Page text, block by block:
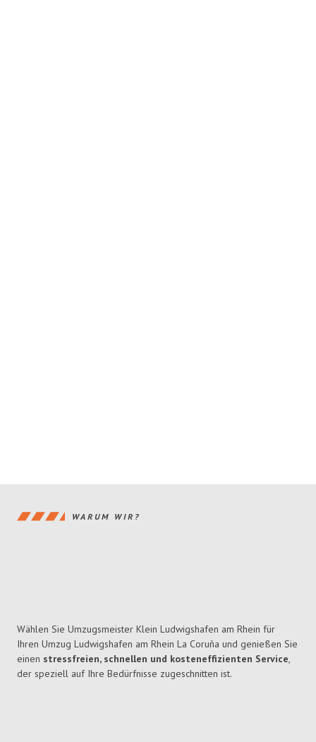
WARUM WIR?
Wählen Sie Umzugsmeister Klein Ludwigshafen am Rhein für
Ihren Umzug Ludwigshafen am Rhein La Coruña und genießen Sie
einen stressfreien, schnellen und kosteneffizienten Service,
der speziell auf Ihre Bedürfnisse zugeschnitten ist.